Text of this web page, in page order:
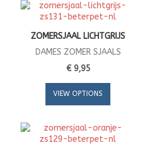
ZOMERSJAAL LICHTGRIJS
DAMES ZOMER SJAALS
€ 9,95
VIEW OPTIONS